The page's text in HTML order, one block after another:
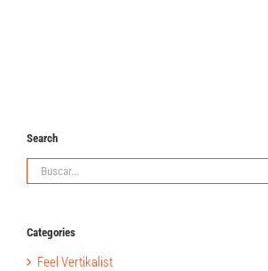
Search
Buscar:
Categories
Feel Vertikalist